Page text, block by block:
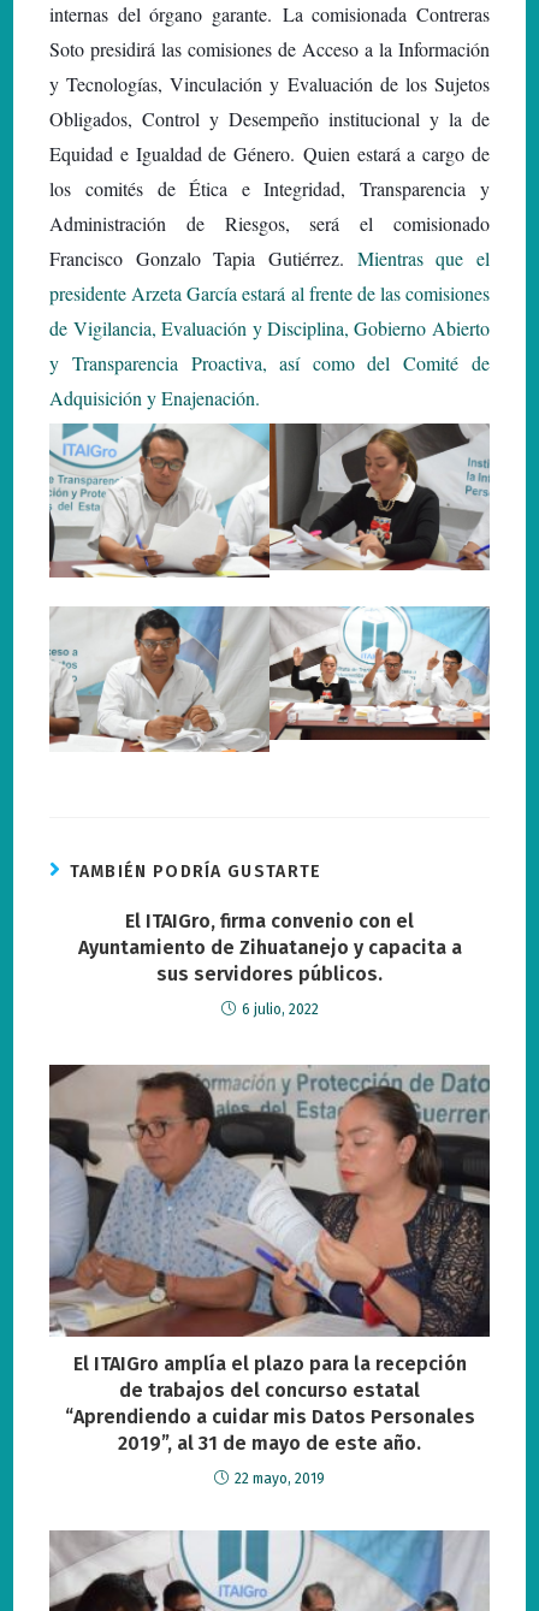
internas del órgano garante. La comisionada Contreras
Soto presidirá las comisiones de Acceso a la Información
y Tecnologías, Vinculación y Evaluación de los Sujetos
Obligados, Control y Desempeño institucional y la de
Equidad e Igualdad de Género. Quien estará a cargo de
los comités de Ética e Integridad, Transparencia y
Administración de Riesgos, será el comisionado
Francisco Gonzalo Tapia Gutiérrez. Mientras que el
presidente Arzeta García estará al frente de las comisiones
de Vigilancia, Evaluación y Disciplina, Gobierno Abierto
y Transparencia Proactiva, así como del Comité de
Adquisición y Enajenación.
TAMBIÉN PODRÍA GUSTARTE
El ITAIGro, firma convenio con el
Ayuntamiento de Zihuatanejo y capacita a
sus servidores públicos.
6 julio, 2022
El ITAIGro amplía el plazo para la recepción
de trabajos del concurso estatal
“Aprendiendo a cuidar mis Datos Personales
2019”, al 31 de mayo de este año.
22 mayo, 2019